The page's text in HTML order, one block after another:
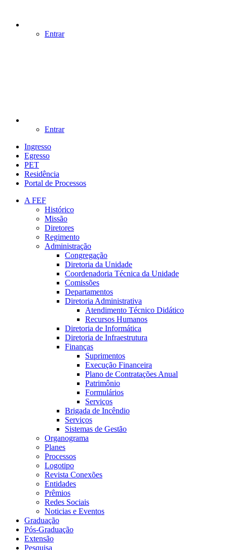
Entrar
Entrar
Ingresso
Egresso
PET
Residência
Portal de Processos
A FEF
Histórico
Missão
Diretores
Regimento
Administração
Congregação
Diretoria da Unidade
Coordenadoria Técnica da Unidade
Comissões
Departamentos
Diretoria Administrativa
Atendimento Técnico Didático
Recursos Humanos
Diretoria de Informática
Diretoria de Infraestrutura
Finanças
Suprimentos
Execução Financeira
Plano de Contratações Anual
Patrimônio
Formulários
Serviços
Brigada de Incêndio
Serviços
Sistemas de Gestão
Organograma
Planes
Processos
Logotipo
Revista Conexões
Entidades
Prêmios
Redes Sociais
Noticias e Eventos
Graduação
Pós-Graduação
Extensão
Pesquisa